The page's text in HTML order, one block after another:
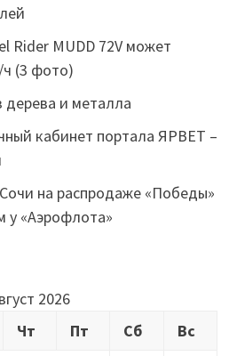
Rider MUDD 72V может
ч (3 фото)
дерева и металла
кабинет портала ЯРВЕТ –
на распродаже «Победы»
у «Аэрофлота»
2026
Чт Пт Сб
Вс